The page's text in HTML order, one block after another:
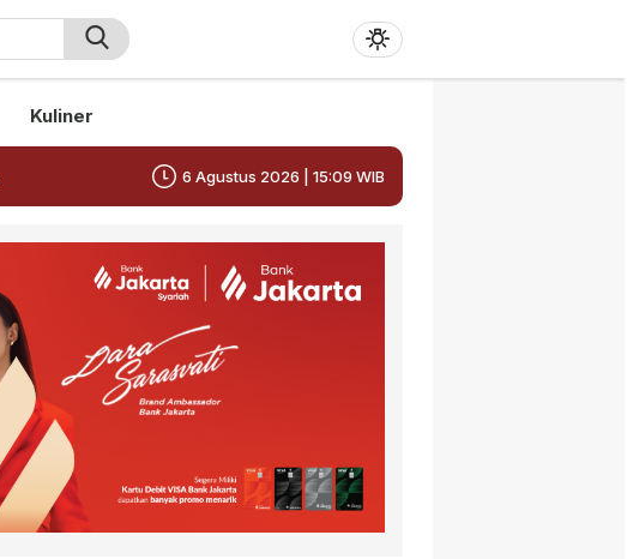
Kuliner
6 Agustus 2026 | 15:09 WIB